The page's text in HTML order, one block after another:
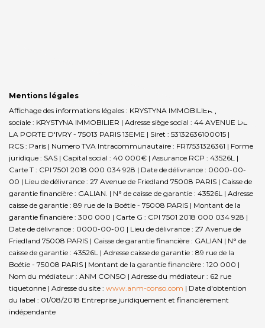
Mentions légales
Affichage des informations légales : KRYSTYNA IMMOBILIER | Raison
sociale : KRYSTYNA IMMOBILIER | Adresse siège social : 44 AVENUE DE
LA PORTE D'IVRY - 75013 PARIS 13EME | Siret : 53132636100015 |
RCS : Paris | Numero TVA Intracommunautaire : FR17531326361 | Forme
juridique : SAS | Capital social : 40 000€ | Assurance RCP : 43526L |
Carte T : CPI 7501 2018 000 034 928 | Date de délivrance : 0000-00-
00 | Lieu de délivrance : 27 Avenue de Friedland 75008 PARIS | Caisse de
garantie financière : GALIAN. | N° de caisse de garantie : 43526L | Adresse
caisse de garantie : 89 rue de la Boétie - 75008 PARIS | Montant de la
garantie financière : 300 000 | Carte G : CPI 7501 2018 000 034 928 |
Date de délivrance : 0000-00-00 | Lieu de délivrance : 27 Avenue de
Friedland 75008 PARIS | Caisse de garantie financière : GALIAN | N° de
caisse de garantie : 43526L | Adresse caisse de garantie : 89 rue de la
Boétie - 75008 PARIS | Montant de la garantie financière : 120 000 |
Nom du médiateur : ANM CONSO | Adresse du médiateur : 62 rue
tiquetonne | Adresse du site : www.anm-conso.com | Date d'obtention
du label : 01/08/2018 Entreprise juridiquement et financièrement
indépendante